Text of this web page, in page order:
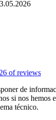
of reviews
de
si nos hemos
técnico.